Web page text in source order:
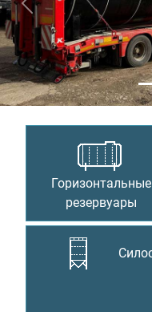
Предыдущий
Горизонтальные
резервуары